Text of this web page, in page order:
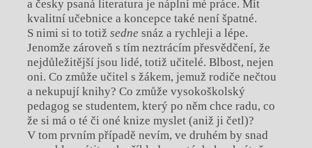
a česky psaná literatura je náplní mé práce. Mít
kvalitní učebnice a koncepce také není špatné.
S nimi si to totiž sedne snáz a rychleji a lépe.
Jenomže zároveň s tím neztrácím přesvědčení, že
nejdůležitější jsou lidé, totiž učitelé. Blbost, nejen
oni. Co zmůže učitel s žákem, jemuž rodiče nečtou
a nekupují knihy? Co zmůže vysokoškolský
pedagog se studentem, který po něm chce radu, co
že si má o té či oné knize myslet (aniž ji četl)?
V tom prvním případě nevím, ve druhém by snad